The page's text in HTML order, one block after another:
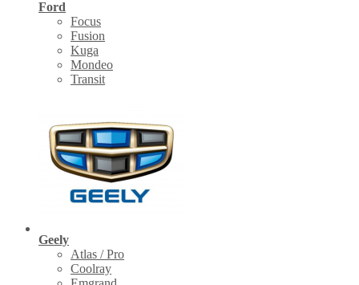
Ford
Focus
Fusion
Kuga
Mondeo
Transit
Geely
Atlas / Pro
Coolray